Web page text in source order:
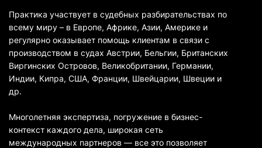
Практика участвует в судебных разбирательствах по
всему миру – в Европе, Африке, Азии, Америке и
регулярно оказывает помощь клиентам в связи с
производством в судах Австрии, Бельгии, Британских
Виргинских Островов, Великобритании, Германии,
Индии, Кипра, США, Франции, Швейцарии, Швеции и
др.
Многолетняя экспертиза, погружение в бизнес-
контекст каждого дела, широкая сеть
международных партнеров — все это позволяет